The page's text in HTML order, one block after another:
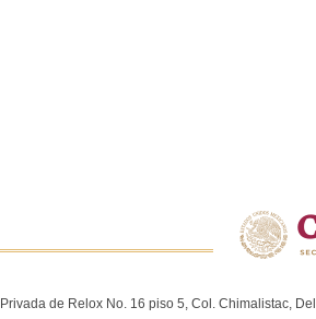
Privada de Relox No. 16 piso 5, Col. Chimalistac,